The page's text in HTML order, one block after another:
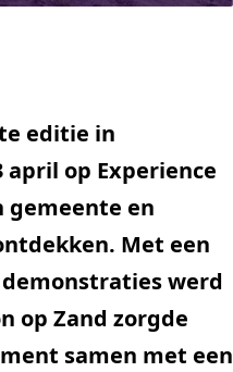
editie in
op Experience
gemeente en
Met een
werd
op Zand zorgde
samen met een